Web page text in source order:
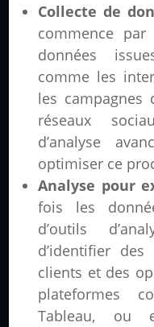
Collecte de
commence
données
comme les
les campagnes
réseaux
d’analyse
optimiser ce
Analyse pour
fois les
d’outils
d’identifier
clients et des
plateformes
Tableau, ou